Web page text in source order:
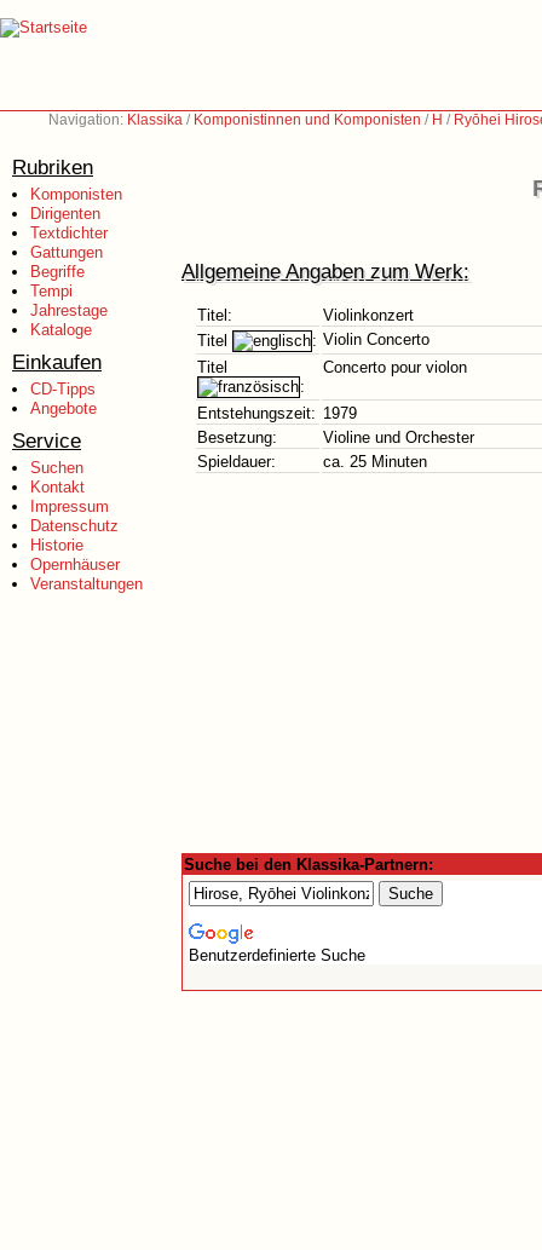
Navigation: Klassika / Komponistinnen und Komponisten / H / Ryōhei
Rubriken
Komponisten
Dirigenten
Textdichter
Gattungen
Begriffe
Tempi
Jahrestage
Kataloge
Einkaufen
CD-Tipps
Angebote
Service
Suchen
Kontakt
Impressum
Datenschutz
Historie
Opernhäuser
Veranstaltungen
Allgemeine Angaben zum Werk:
Titel:
Violinkonzert
Titel
: Violin Concerto
Titel
:
Concerto pour violon
Entstehungszeit: 1979
Besetzung:
Violine und Orchester
Spieldauer:
ca. 25 Minuten
Suche bei den Klassika-Partnern:
Benutzerdefinierte Suche